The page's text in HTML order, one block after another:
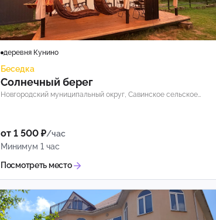
деревня Кунино
Беседка
Солнечный берег
Новгородский муниципальный округ, Савинское сельское
от 1 500 ₽/час
Минимум 1 час
Посмотреть место